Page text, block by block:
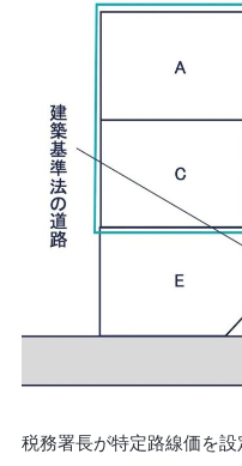
税務署長が特定路線価を